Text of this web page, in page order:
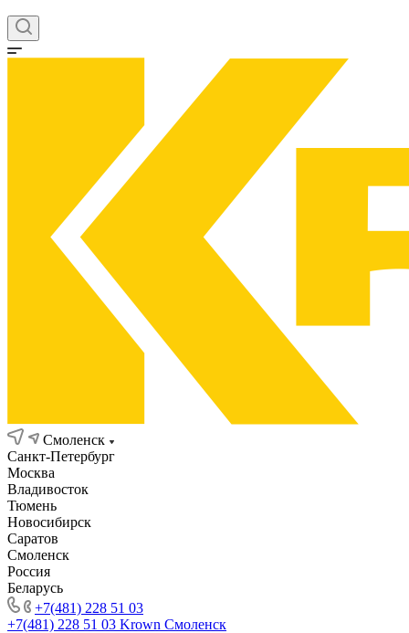
Смоленск
Санкт-Петербург
Москва
Владивосток
Тюмень
Новосибирск
Саратов
Смоленск
Россия
Беларусь
+7(481) 228 51 03
+7(481) 228 51 03 Krown Смоленск